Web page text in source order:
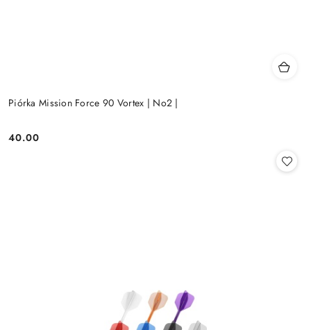
Piórka Mission Force 90 Vortex | No2 |
Cena:
40.00